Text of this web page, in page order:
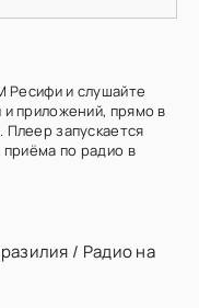
Ресифи и слушайте
приложений, прямо в
запускается
по радио в
/ Радио на